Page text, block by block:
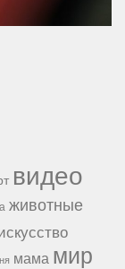
видео
животные
мама мир